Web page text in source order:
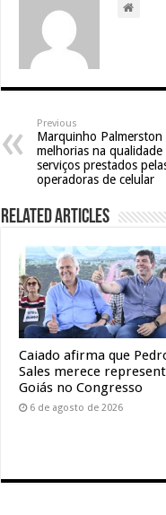
Previous
Marquinho Palmerston
melhorias na qualidade
serviços prestados
operadoras de celular
Related Articles
Caiado afirma que
Sales merece
Goiás no Congresso
6 de agosto de 2026